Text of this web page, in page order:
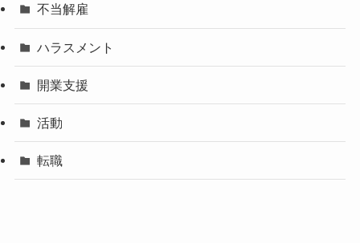
不当解雇
ハラスメント
開業支援
活動
転職